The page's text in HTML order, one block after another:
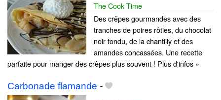
The Cook Time
Des crêpes gourmandes avec des
tranches de poires rôties, du chocolat
noir fondu, de la chantilly et des
amandes concassées. Une recette
parfaite pour manger des crêpes plus souvent ! Plus d'infos »
Carbonade flamande -